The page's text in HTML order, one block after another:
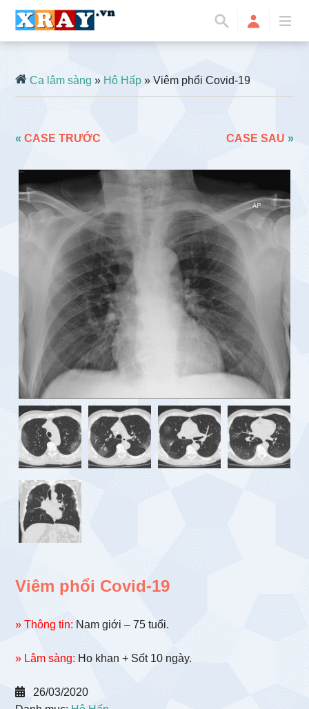
Ca lâm sàng » Hô Hấp » Viêm phổi Covid-19
«CASE TRƯỚC CASE SAU »
Viêm phổi Covid-19
» Thông tin: Nam giới – 75 tuổi.
» Lâm sàng: Ho khan + Sốt 10 ngày.
26/03/2020